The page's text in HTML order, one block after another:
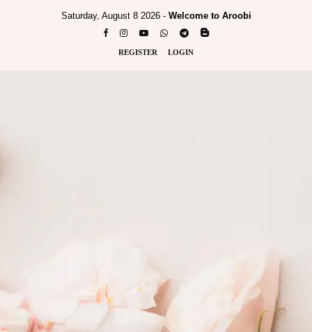
Saturday, August 8 2026 - Welcome to Aroobi
REGISTER LOGIN